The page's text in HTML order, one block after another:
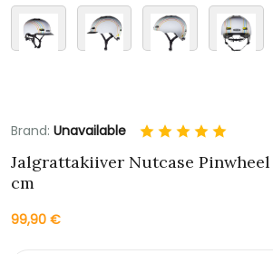
Brand: Unavailable
Jalgrattakiiver Nutcase Pinwheel
cm
99,90 €